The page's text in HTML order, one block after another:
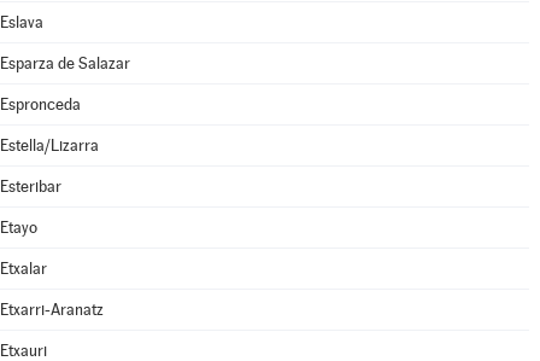
Eslava
Esparza de Salazar
Espronceda
Estella/Lizarra
Esteribar
Etayo
Etxalar
Etxarri-Aranatz
Etxauri